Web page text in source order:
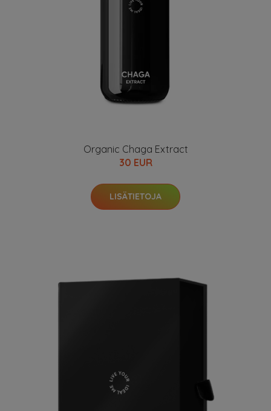
Organic Chaga Extract
30 EUR
LISÄTIETOJA